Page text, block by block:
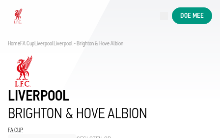
Now live
DOE MEE
HomeFA CupLiverpoolLiverpool - Brighton & Hove Albion
LIVERPOOL
BRIGHTON & HOVE ALBION
FA CUP